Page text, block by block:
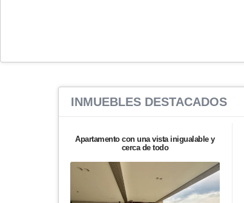
INMUEBLES DESTACADOS
Apartamento con una vista inigualable y
cerca de todo